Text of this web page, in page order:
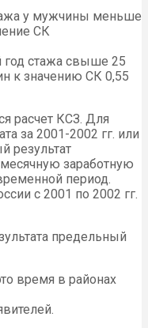
у мужчины меньше
СК
стажа свыше 25
к значению СК 0,55
расчет КСЗ. Для
за 2001-2002 гг. или
результат
заработную
период.
с 2001 по 2002 гг.
предельный
время в районах